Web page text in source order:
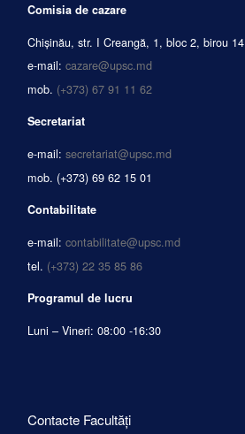
Comisia de cazare
Chișinău, str. I Creangă, 1, bloc 2, birou 14
e-mail: cazare@upsc.md
mob. (+373) 67 91 11 62
Secretariat
e-mail: secretariat@upsc.md
mob. (+373) 69 62 15 01
Contabilitate
e-mail: contabilitate@upsc.md
tel. (+373) 22 35 85 86
Programul de lucru
Luni – Vineri: 08:00 -16:30
Contacte Facultăți